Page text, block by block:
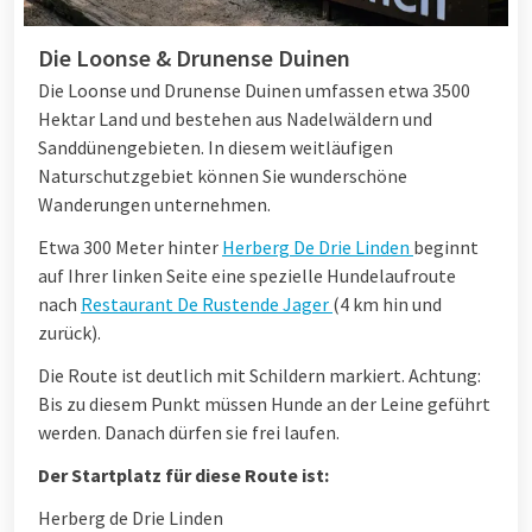
Die Loonse & Drunense Duinen
Die Loonse und Drunense Duinen umfassen etwa 3500
Hektar Land und bestehen aus Nadelwäldern und
Sanddünengebieten. In diesem weitläufigen
Naturschutzgebiet können Sie wunderschöne
Wanderungen unternehmen.
Etwa 300 Meter hinter Herberg De Drie Linden beginnt
auf Ihrer linken Seite eine spezielle Hundelaufroute
nach Restaurant De Rustende Jager (4 km hin und
zurück).
Die Route ist deutlich mit Schildern markiert. Achtung:
Bis zu diesem Punkt müssen Hunde an der Leine geführt
werden. Danach dürfen sie frei laufen.
Der Startplatz für diese Route ist:
Herberg de Drie Linden